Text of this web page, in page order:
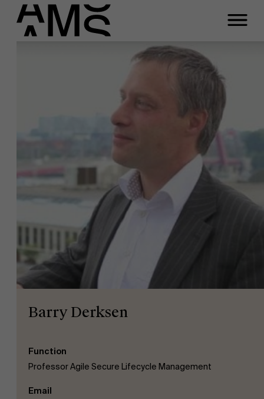
Programma's op maat
Barry Derksen
Function
Professor Agile Secure Lifecycle Management
Email